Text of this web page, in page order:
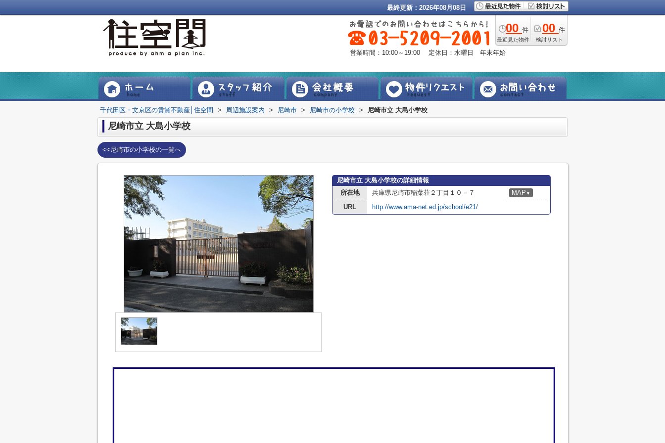
最終更新：2026年08月08日
00 件
最近見た物件
00 件
検討リスト
営業時間：10:00～19:00 定休日：水曜日 年末年始
千代田区・文京区の賃貸不動産│住空間 > 周辺施設案内 > 尼崎市 > 尼崎市の小学校 > 尼崎市立 大島小学校
尼崎市立 大島小学校
<<尼崎市の小学校の一覧へ
尼崎市立 大島小学校の詳細情報
所在地
兵庫県尼崎市稲葉荘２丁目１０－７ MAP ▼
URL http://www.ama-net.ed.jp/school/e21/